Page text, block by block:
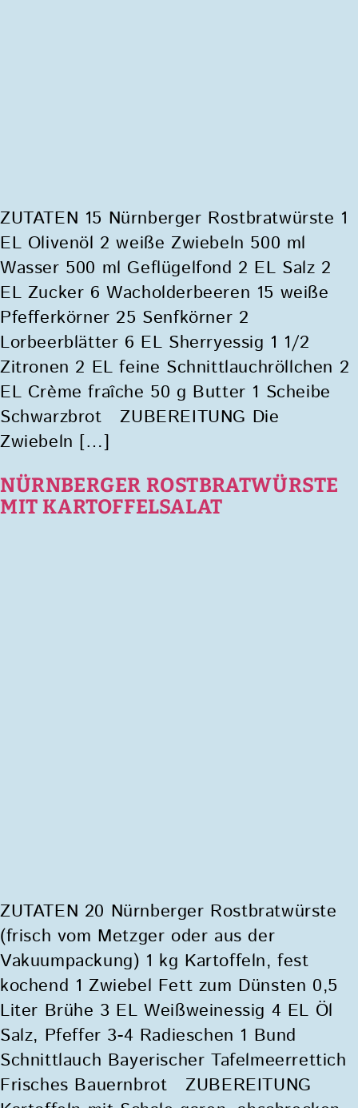
ZUTATEN 15 Nürnberger Rostbratwürste 1
EL Olivenöl 2 weiße Zwiebeln 500 ml
Wasser 500 ml Geflügelfond 2 EL Salz 2
EL Zucker 6 Wacholderbeeren 15 weiße
Pfefferkörner 25 Senfkörner 2
Lorbeerblätter 6 EL Sherryessig 1 1/2
Zitronen 2 EL feine Schnittlauchröllchen 2
EL Crème fraîche 50 g Butter 1 Scheibe
Schwarzbrot ZUBEREITUNG Die
Zwiebeln […]
NÜRNBERGER ROSTBRATWÜRSTE
MIT KARTOFFELSALAT
ZUTATEN 20 Nürnberger Rostbratwürste
(frisch vom Metzger oder aus der
Vakuumpackung) 1 kg Kartoffeln, fest
kochend 1 Zwiebel Fett zum Dünsten 0,5
Liter Brühe 3 EL Weißweinessig 4 EL Öl
Salz, Pfeffer 3-4 Radieschen 1 Bund
Schnittlauch Bayerischer Tafelmeerrettich
Frisches Bauernbrot ZUBEREITUNG